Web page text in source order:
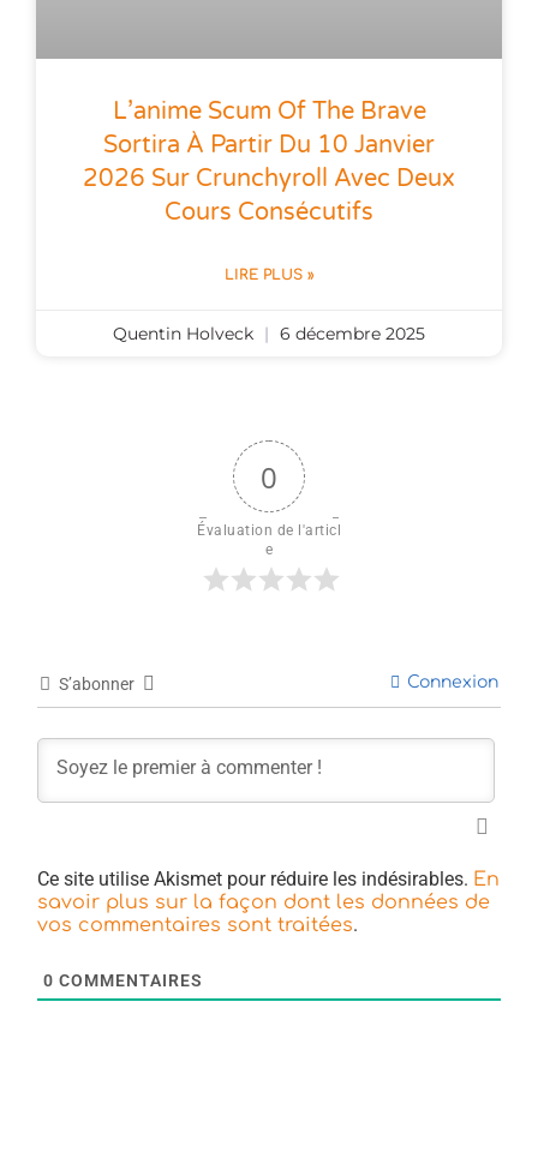
L’anime Scum Of The Brave
Sortira À Partir Du 10 Janvier
2026 Sur Crunchyroll Avec Deux
Cours Consécutifs
LIRE PLUS »
Quentin Holveck 6 décembre 2025
0
Évaluation de l'articl
e
S’abonner Connexion
Ce site utilise Akismet pour réduire les indésirables. En
savoir plus sur la façon dont les données de
vos commentaires sont traitées.
0 COMMENTAIRES